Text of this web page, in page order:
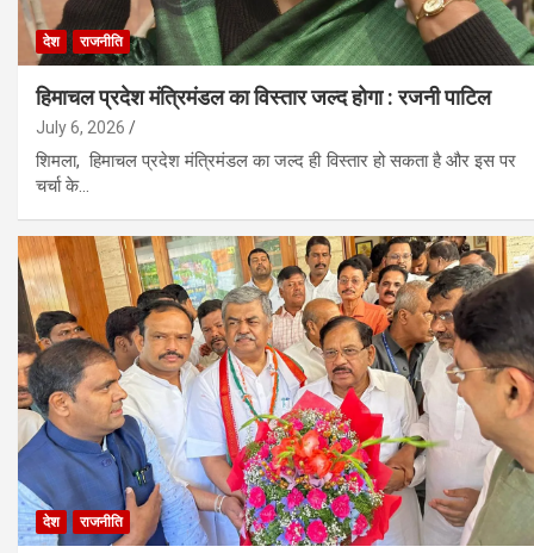
देश राजनीति
हिमाचल प्रदेश मंत्रिमंडल का विस्तार जल्द होगा : रजनी पाटिल
July 6, 2026
शिमला, हिमाचल प्रदेश मंत्रिमंडल का जल्द ही विस्तार हो सकता है और इस पर
चर्चा के…
देश राजनीति